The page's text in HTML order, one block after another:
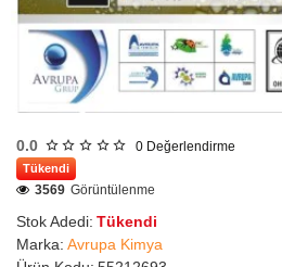
0.0 0 Değerlendirme
Tükendi
Stok Adedi: Tükendi
Marka: Avrupa Kimya
3569 Görüntülenme